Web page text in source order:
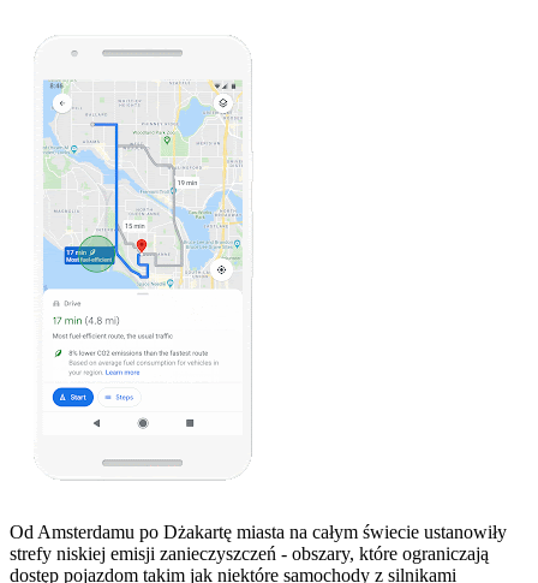
Od Amsterdamu po Dżakartę miasta na całym świecie ustanowiły
strefy niskiej emisji zanieczyszczeń - obszary, które ograniczają
dostęp pojazdom takim jak niektóre samochody z silnikami